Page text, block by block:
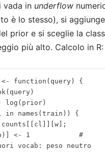
vada in underflow
è lo stesso), si
prior e si sceglie la
più alto. Calcolo in R:
function(query) {
<- 1            #
vocab: peso neutro